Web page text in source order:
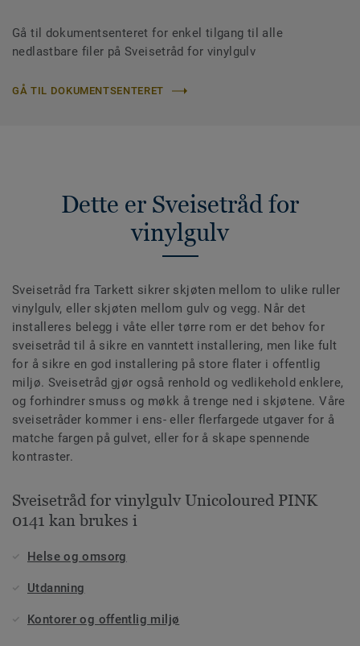
Gå til dokumentsenteret for enkel tilgang til alle
nedlastbare filer på Sveisetråd for vinylgulv
GÅ TIL DOKUMENTSENTERET
Dette er Sveisetråd for
vinylgulv
Sveisetråd fra Tarkett sikrer skjøten mellom to ulike ruller
vinylgulv, eller skjøten mellom gulv og vegg. Når det
installeres belegg i våte eller tørre rom er det behov for
sveisetråd til å sikre en vanntett installering, men like fult
for å sikre en god installering på store flater i offentlig
miljø. Sveisetråd gjør også renhold og vedlikehold enklere,
og forhindrer smuss og møkk å trenge ned i skjøtene. Våre
sveisetråder kommer i ens- eller flerfargede utgaver for å
matche fargen på gulvet, eller for å skape spennende
kontraster.
Sveisetråd for vinylgulv Unicoloured PINK
0141 kan brukes i
Helse og omsorg
Utdanning
Kontorer og offentlig miljø